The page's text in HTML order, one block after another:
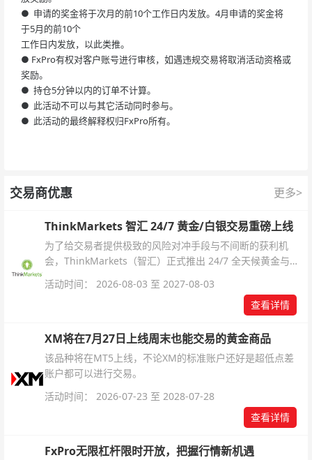
● 申请的奖金将于次月的前10个工作日内发放。4月申请的奖金将
于5月的前10个
工作日内发放，以此类推。
● FxPro有权对客户账号进行审核，如遇违规交易将取消活动资格或
奖励。
● 持仓5分钟以内的订单不计算。
● 此活动不可以与其它活动同时参与。
● 此活动的最终解释权归FxPro所有。
交易商优惠 更多>
ThinkMarkets 智汇 24/7 黄金/白银交易重磅上线
为了给交易者提供极致的风险对冲手段与不间断的获利机
会，ThinkMarkets（智汇）正式推出 24/7 全天候黄金与白
杆配置、支持软件及交易细则。
活动时间： 2026-08-03 至 2027-08-03
查看详情
XM将在7月27日上线周末也能交易的黄金商品
该品种将在MT5上线，不论XM的标准账户还好是超低点差
账户都可以进行交易。
活动时间： 2026-07-23 至 2028-07-28
查看详情
FxPro无限杠杆限时开放，把握行情新机遇